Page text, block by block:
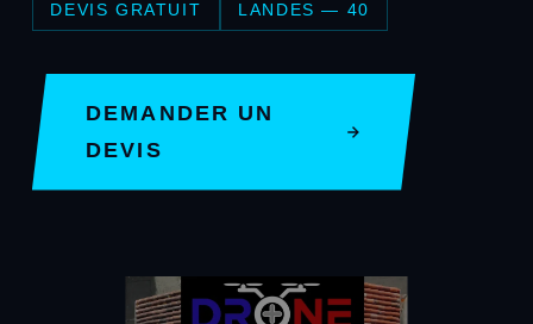
DEVIS GRATUIT LANDES — 40
DEMANDER UN
DEVIS